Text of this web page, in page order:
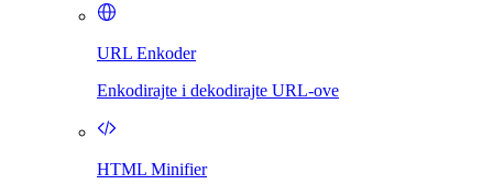
URL Enkoder
Enkodirajte i dekodirajte URL-ove
HTML Minifier